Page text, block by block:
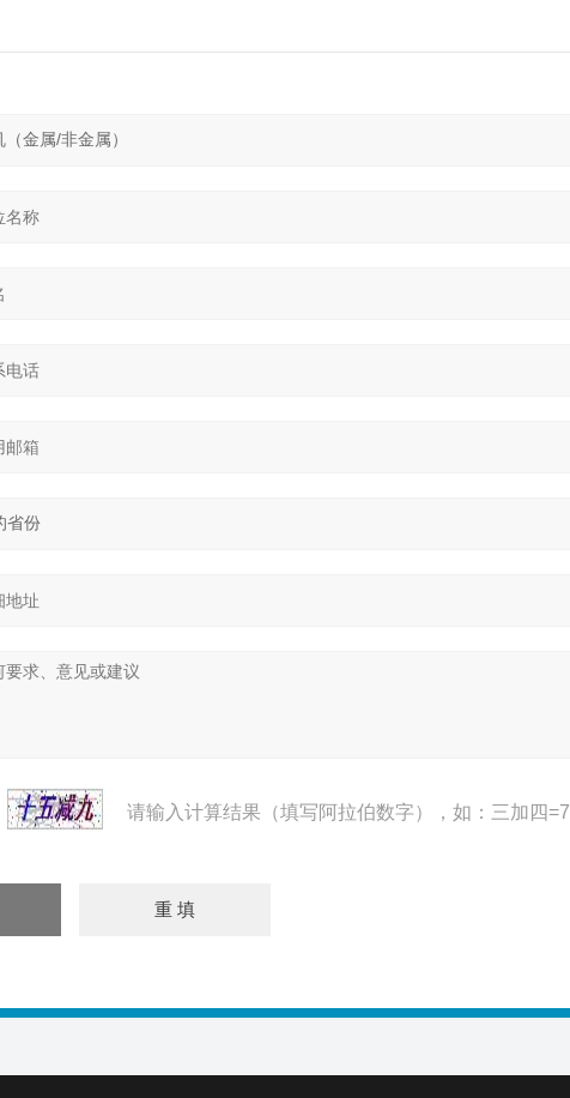
请输入计算结果（填写阿拉伯数字），如：三加四=7